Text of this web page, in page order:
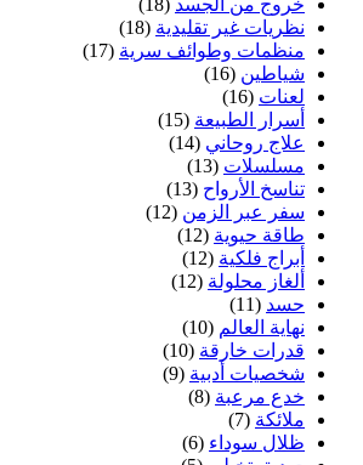
خروج من الجسد (18)
نظريات غير تقليدية (18)
منظمات وطوائف سرية (17)
شياطين (16)
لعنات (16)
أسرار الطبيعة (15)
علاج روحاني (14)
مسلسلات (13)
تناسخ الأرواح (13)
سفر عبر الزمن (12)
طاقة حيوية (12)
أبراج فلكية (12)
ألغاز محلولة (12)
حسد (11)
نهاية العالم (10)
قدرات خارقة (10)
شخصيات أدبية (9)
خدع مرعبة (8)
ملائكة (7)
ظلال سوداء (6)